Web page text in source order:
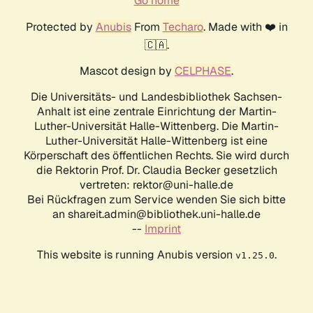
Protected by AnubisFrom Techaro. Made with ❤️ in
🇨🇦.
Mascot design by CELPHASE.
Die Universitäts- und Landesbibliothek Sachsen-
Anhalt ist eine zentrale Einrichtung der Martin-
Luther-Universität Halle-Wittenberg. Die Martin-
Luther-Universität Halle-Wittenberg ist eine
Körperschaft des öffentlichen Rechts. Sie wird durch
die Rektorin Prof. Dr. Claudia Becker gesetzlich
vertreten: rektor@uni-halle.de
Bei Rückfragen zum Service wenden Sie sich bitte
an shareit.admin@bibliothek.uni-halle.de
-- Imprint
This website is running Anubis version v1.25.0.